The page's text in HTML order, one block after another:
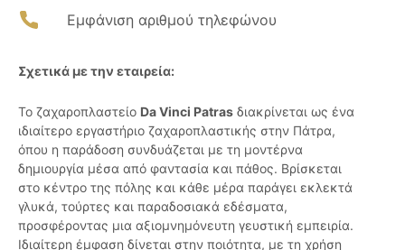
Εμφάνιση αριθμού τηλεφώνου
Σχετικά με την εταιρεία:
Το ζαχαροπλαστείο Da Vinci Patras διακρίνεται ως ένα
ιδιαίτερο εργαστήριο ζαχαροπλαστικής στην Πάτρα,
όπου η παράδοση συνδυάζεται με τη μοντέρνα
δημιουργία μέσα από φαντασία και πάθος. Βρίσκεται
στο κέντρο της πόλης και κάθε μέρα παράγει εκλεκτά
γλυκά, τούρτες και παραδοσιακά εδέσματα,
προσφέροντας μια αξιομνημόνευτη γευστική εμπειρία.
Ιδιαίτερη έμφαση δίνεται στην ποιότητα, με τη χρήση